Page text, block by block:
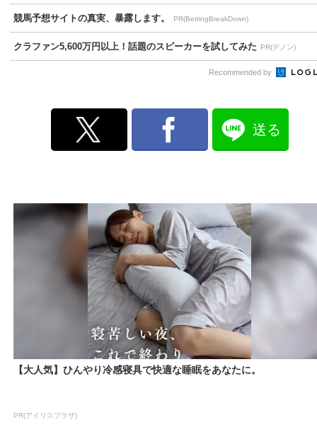
競馬予想サイトの真実、暴露します。 PR(BettingBreakDown)
クラファン5,600万円以上！話題のスピーカーを試してみた PR(デノン)
Recommended by
送る
【大人気】ひんやり冷感寝具で快適な睡眠をあなたに。
PR(アイリスプラザ)